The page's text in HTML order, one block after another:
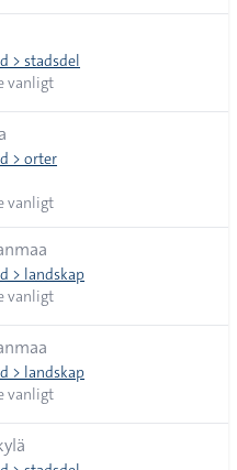
> stadsdel
vanligt
> orter
vanligt
> landskap
vanligt
> landskap
vanligt